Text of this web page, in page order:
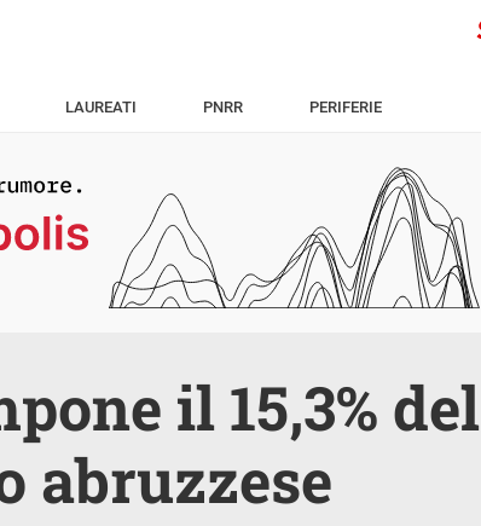
LAUREATI PNRR PERIFERIE
il 15,3% del
abruzzese